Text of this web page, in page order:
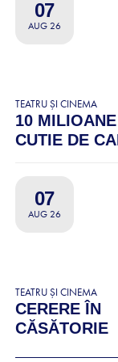
07
AUG 26
TEATRU ȘI CINEMA
10
CUTIE DE
07
AUG 26
TEATRU ȘI CINEMA
CERERE ÎN
CĂSĂTORIE